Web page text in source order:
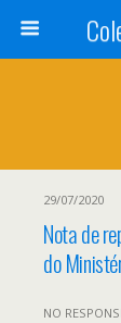
29/07/2020
Nota de
do
NO